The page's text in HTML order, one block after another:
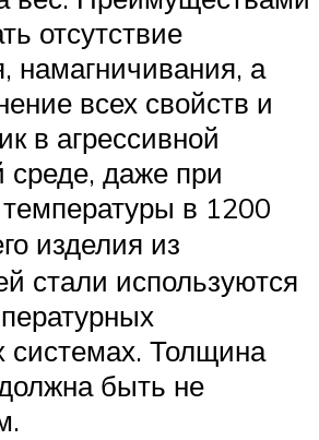
отсутствие
намагничивания, а
всех свойств и
в агрессивной
даже при
в 1200
изделия из
стали используются
Толщина
быть не